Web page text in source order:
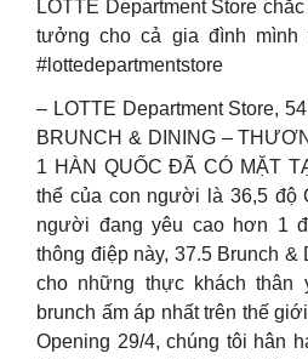
LOTTE Department Store
tưởng cho cả gia đình mình
#lottedepartmentstore
– LOTTE Department Store,
BRUNCH & DINING –
1 HÀN QUỐC ĐÃ CÓ MẶT
thể của con người là 36,5 độ
người đang yêu cao hơn 1
thông điệp này, 37.5 Brunch &
cho những thực khách thân
brunch ấm áp nhất trên thế
Opening 29/4, chúng tôi hân